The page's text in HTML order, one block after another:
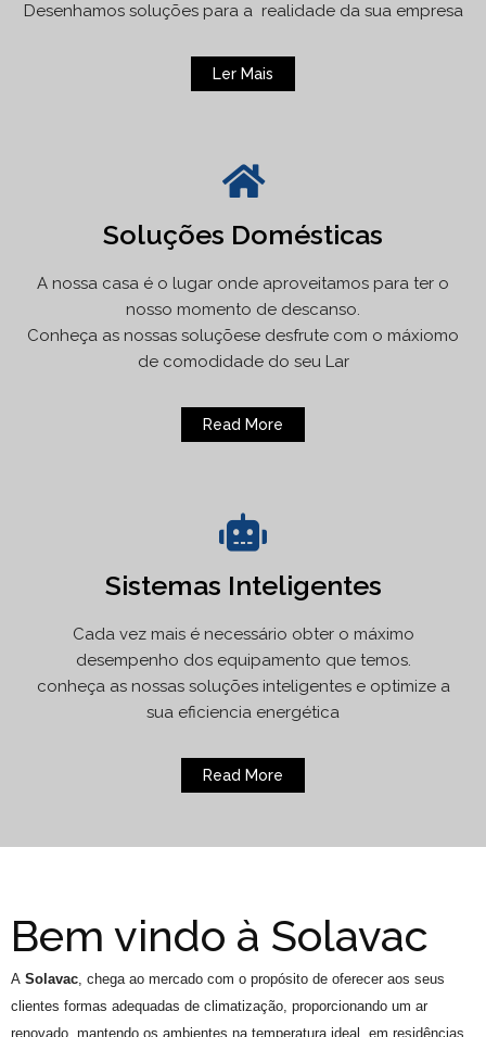
Desenhamos soluções para a realidade da sua empresa
Ler Mais
Soluções Domésticas
A nossa casa é o lugar onde aproveitamos para ter o
nosso momento de descanso.
Conheça as nossas soluçõese desfrute com o máxiomo
de comodidade do seu Lar
Read More
Sistemas Inteligentes
Cada vez mais é necessário obter o máximo
desempenho dos equipamento que temos.
conheça as nossas soluções inteligentes e optimize a
sua eficiencia energética
Read More
Bem vindo à Solavac
A Solavac, chega ao mercado com o propósito de oferecer aos seus
clientes formas adequadas de climatização, proporcionando um ar
renovado, mantendo os ambientes na temperatura ideal, em residências,